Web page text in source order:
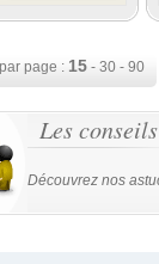
page : 15- 30- 90
Les conseils
Découvrez nos